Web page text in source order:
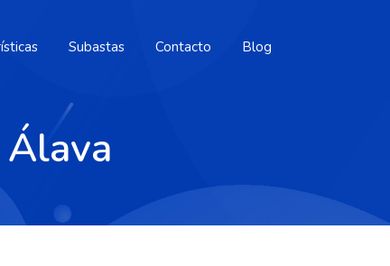
Subastas Contacto Blog